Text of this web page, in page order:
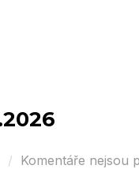
Komentáře nejsou